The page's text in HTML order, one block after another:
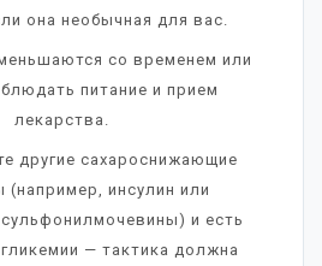
она необычная для вас.
со временем или
питание и прием
лекарства.
другие сахароснижающие
(например, инсулин или
и есть
— тактика должна